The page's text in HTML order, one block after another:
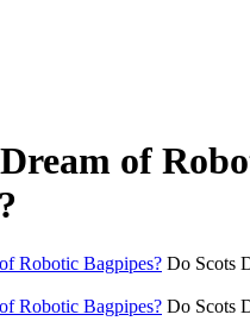
of
Do Scots
Do Scots